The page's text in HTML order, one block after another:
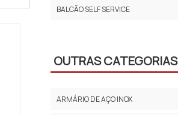
BALCÃO SELF SERVICE
OUTRAS CATEGORIAS
ARMÁRIO DE AÇO INOX